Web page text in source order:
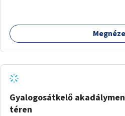
Gyalogosátkelő
téren